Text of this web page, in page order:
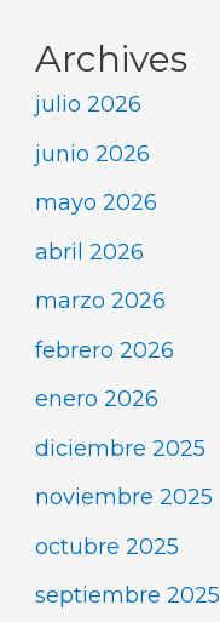
Archives
julio 2026
junio 2026
mayo 2026
abril 2026
marzo 2026
febrero 2026
enero 2026
diciembre 2025
noviembre 2025
octubre 2025
septiembre 2025